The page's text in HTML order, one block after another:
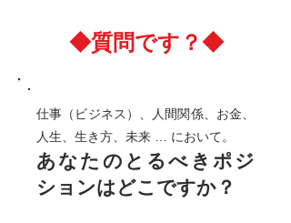
◆質問です？◆
仕事（ビジネス）、人間関係、お金、
人生、生き方、未来 … において。
あなたのとるべきポジ
ションはどこですか？